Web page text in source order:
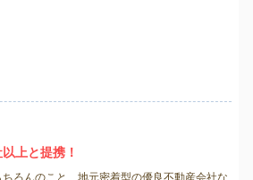
上と提携！